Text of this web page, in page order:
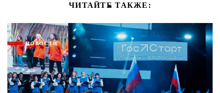
ЧИТАЙТЕ ТАКЖЕ:
НОВОСТИ